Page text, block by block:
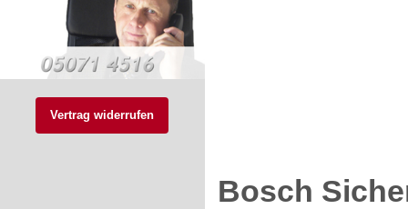
Vertrag widerrufen
Bosch